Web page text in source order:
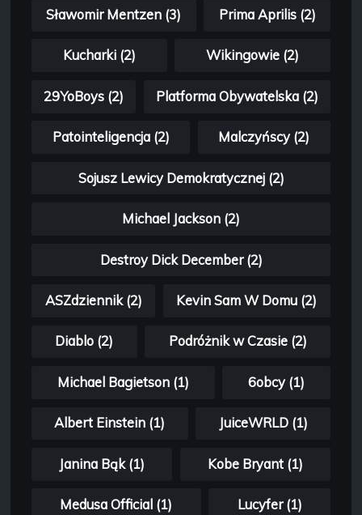
Sławomir Mentzen (3) Prima Aprilis (2)
Kucharki (2) Wikingowie (2)
29YoBoys (2) Platforma Obywatelska (2)
Patointeligencja (2) Malczyńscy (2)
Sojusz Lewicy Demokratycznej (2)
Michael Jackson (2)
Destroy Dick December (2)
ASZdziennik (2) Kevin Sam W Domu (2)
Diablo (2) Podróżnik w Czasie (2)
Michael Bagietson (1) 6obcy (1)
Albert Einstein (1) JuiceWRLD (1)
Janina Bąk (1) Kobe Bryant (1)
Medusa Official (1) Lucyfer (1)